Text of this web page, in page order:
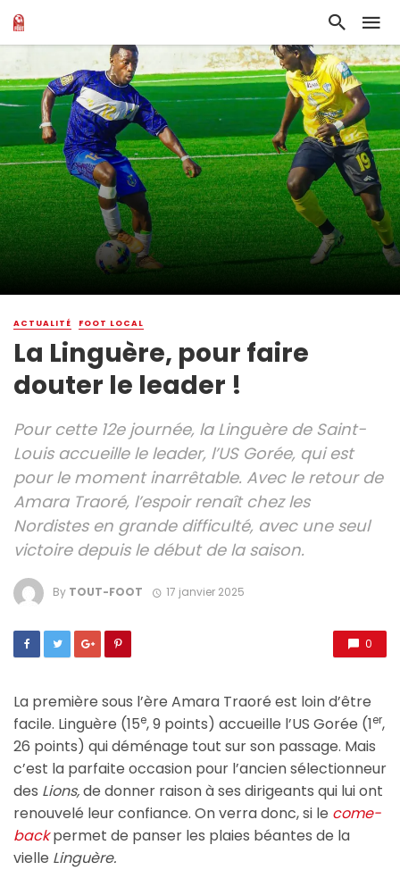
ACTUALITÉ FOOT LOCAL
La Linguère, pour faire
douter le leader !
Pour cette 12e journée, la Linguère de Saint-
Louis accueille le leader, l’US Gorée, qui est
pour le moment inarrêtable. Avec le retour de
Amara Traoré, l’espoir renaît chez les
Nordistes en grande difficulté, avec une seul
victoire depuis le début de la saison.
By TOUT-FOOT 17 janvier 2025
0
La première sous l’ère Amara Traoré est loin d’être
facile. Linguère (15e, 9 points) accueille l’US Gorée (1er,
26 points) qui déménage tout sur son passage. Mais
c’est la parfaite occasion pour l’ancien sélectionneur
des Lions,de donner raison à ses dirigeants qui lui ont
renouvelé leur confiance. On verra donc, si le come-
backpermet de panser les plaies béantes de la
vielle Linguère.